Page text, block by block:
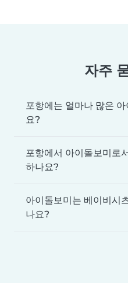
자주
포항에는 얼마나 많은
요?
포항에서 아이돌보미로
하나요?
아이돌보미는 베이비시
나요?